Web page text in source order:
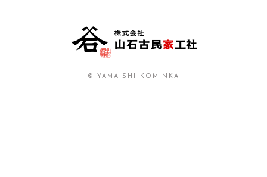
© YAMAISHI KOMINKA